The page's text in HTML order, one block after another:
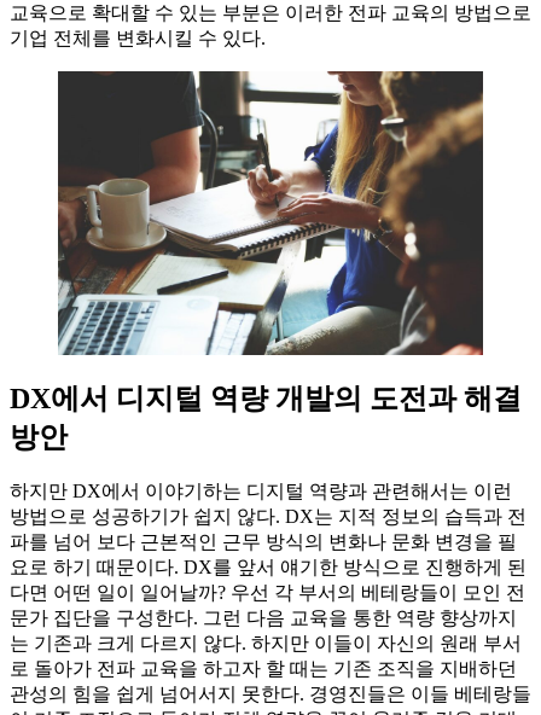
교육으로 확대할 수 있는 부분은 이러한 전파 교육의 방법으로
기업 전체를 변화시킬 수 있다.
DX에서 디지털 역량 개발의 도전과 해결
방안
하지만 DX에서 이야기하는 디지털 역량과 관련해서는 이런
방법으로 성공하기가 쉽지 않다. DX는 지적 정보의 습득과 전
파를 넘어 보다 근본적인 근무 방식의 변화나 문화 변경을 필
요로 하기 때문이다. DX를 앞서 얘기한 방식으로 진행하게 된
다면 어떤 일이 일어날까? 우선 각 부서의 베테랑들이 모인 전
문가 집단을 구성한다. 그런 다음 교육을 통한 역량 향상까지
는 기존과 크게 다르지 않다. 하지만 이들이 자신의 원래 부서
로 돌아가 전파 교육을 하고자 할 때는 기존 조직을 지배하던
관성의 힘을 쉽게 넘어서지 못한다. 경영진들은 이들 베테랑들